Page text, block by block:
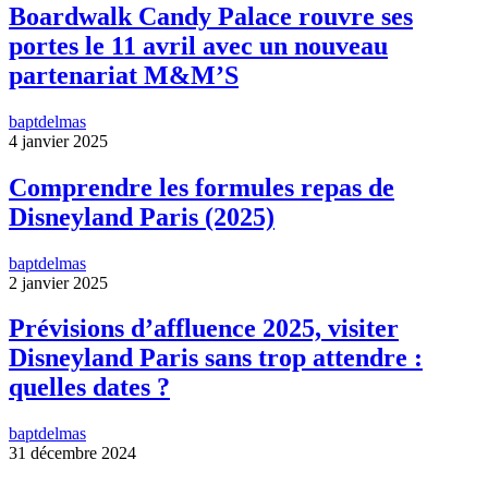
Boardwalk Candy Palace rouvre ses
portes le 11 avril avec un nouveau
partenariat M&M’S
baptdelmas
4 janvier 2025
Comprendre les formules repas de
Disneyland Paris (2025)
baptdelmas
2 janvier 2025
Prévisions d’affluence 2025, visiter
Disneyland Paris sans trop attendre :
quelles dates ?
baptdelmas
31 décembre 2024